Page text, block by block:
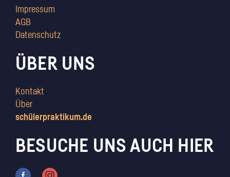
Impressum
AGB
Datenschutz
ÜBER UNS
Kontakt
Über
schülerpraktikum.de
BESUCHE UNS AUCH HIER